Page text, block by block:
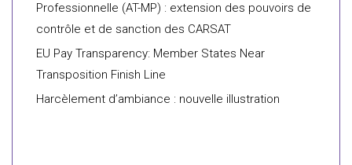
Professionnelle (AT-MP) : extension des pouvoirs de
contrôle et de sanction des CARSAT
EU Pay Transparency: Member States Near
Transposition Finish Line
Harcèlement d’ambiance : nouvelle illustration